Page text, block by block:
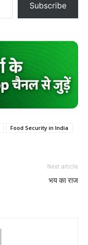
Subscribe
Food Security in India
Next article
भय का राज